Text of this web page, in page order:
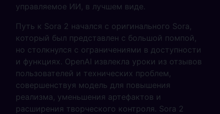
управляемое ИИ, в лучшем виде.
Путь к Sora 2 начался с оригинального Sora,
который был представлен с большой помпой,
но столкнулся с ограничениями в доступности
и функциях. OpenAI извлекла уроки из отзывов
пользователей и технических проблем,
совершенствуя модель для повышения
реализма, уменьшения артефактов и
расширения творческого контроля. Sora 2